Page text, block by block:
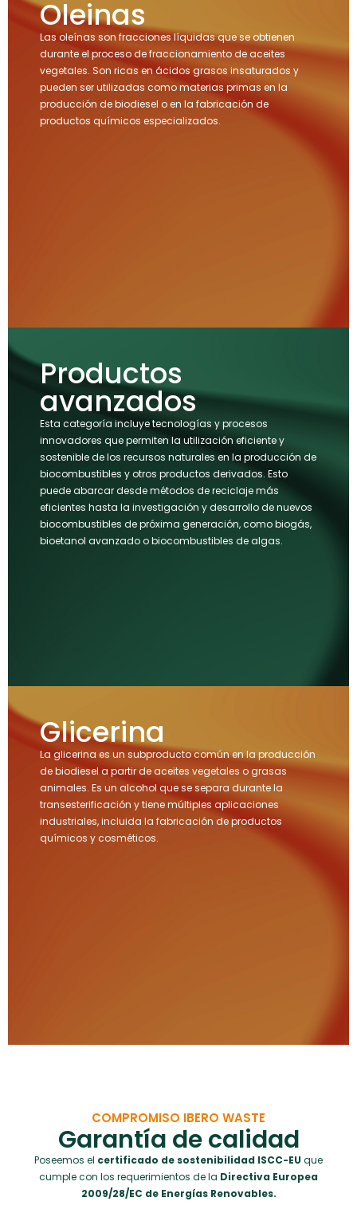
Oleinas
Las oleínas son fracciones líquidas que se obtienen
durante el proceso de fraccionamiento de aceites
vegetales. Son ricas en ácidos grasos insaturados y
pueden ser utilizadas como materias primas en la
producción de biodiesel o en la fabricación de
productos químicos especializados.
Productos
avanzados
Esta categoría incluye tecnologías y procesos
innovadores que permiten la utilización eficiente y
sostenible de los recursos naturales en la producción de
biocombustibles y otros productos derivados. Esto
puede abarcar desde métodos de reciclaje más
eficientes hasta la investigación y desarrollo de nuevos
biocombustibles de próxima generación, como biogás,
bioetanol avanzado o biocombustibles de algas.
Glicerina
La glicerina es un subproducto común en la producción
de biodiesel a partir de aceites vegetales o grasas
animales. Es un alcohol que se separa durante la
transesterificación y tiene múltiples aplicaciones
industriales, incluida la fabricación de productos
químicos y cosméticos.
COMPROMISO IBERO WASTE
Garantía de calidad
Poseemos el certificado de sostenibilidad ISCC-EU que
cumple con los requerimientos de la Directiva Europea
2009/28/EC de Energías Renovables.